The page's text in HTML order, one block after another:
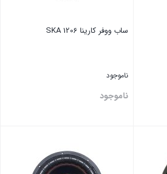
ساب ووفر کارینا SKA 1206
ناموجود
ناموجود